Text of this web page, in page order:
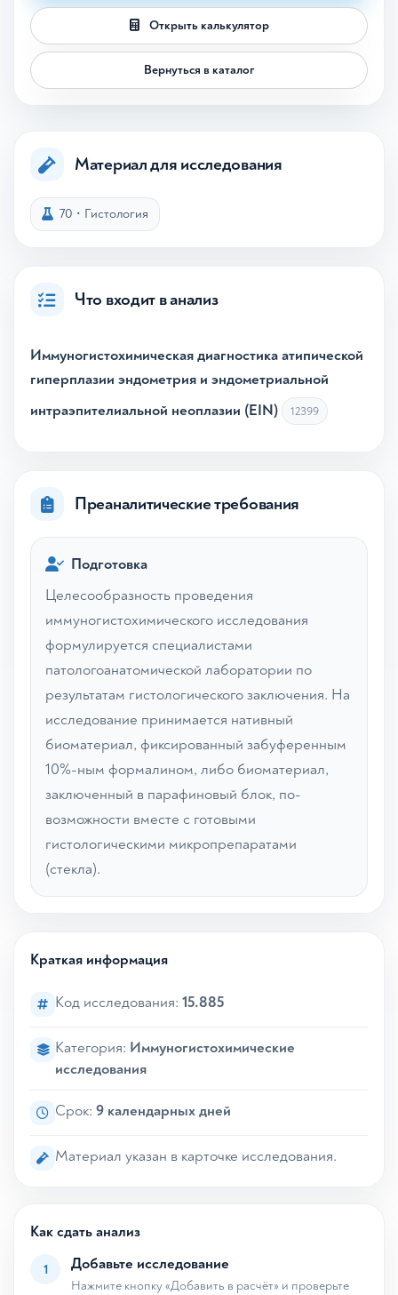
Открыть калькулятор
Вернуться в каталог
Материал для исследования
70 • Гистология
Что входит в анализ
Иммуногистохимическая диагностика атипической
гиперплазии эндометрия и эндометриальной
интраэпителиальной неоплазии (EIN)
12399
Преаналитические требования
Подготовка
Целесообразность проведения
иммуногистохимического исследования
формулируется специалистами
патологоанатомической лаборатории по
результатам гистологического заключения. На
исследование принимается нативный
биоматериал, фиксированный забуференным
10%-ным формалином, либо биоматериал,
заключенный в парафиновый блок, по-
возможности вместе с готовыми
гистологическими микропрепаратами
(стекла).
Краткая информация
Код исследования: 15.885
Категория: Иммуногистохимические
исследования
Срок: 9 календарных дней
Материал указан в карточке исследования.
Как сдать анализ
1 Добавьте исследование
Нажмите кнопку «Добавить в расчёт» и проверьте